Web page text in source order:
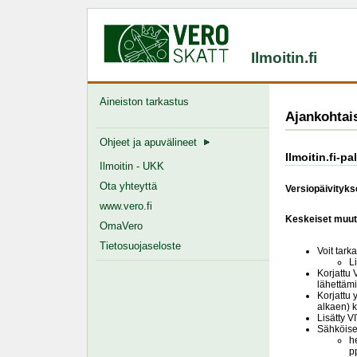
Ilmoitin.fi
Aineiston tarkastus
Ohjeet ja apuvälineet
Ilmoitin - UKK
Ota yhteyttä
www.vero.fi
OmaVero
Tietosuojaseloste
Ilmoitin.fi-
Keskeiset
Voit
Korjattu
Korjattu
alkaen)
Lisätty